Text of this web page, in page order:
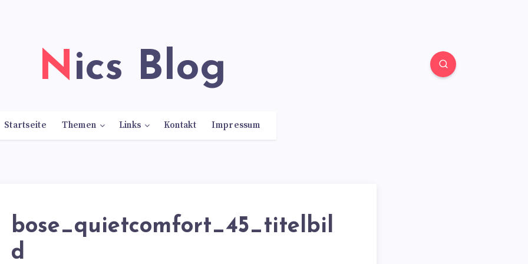
Nics Blog
Startseite Themen Links Kontakt Impressum
bose_quietcomfort_45_titelbil
d